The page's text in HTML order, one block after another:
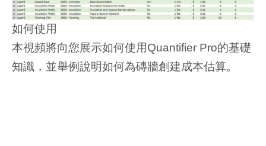
如何使用
本視頻將向您展示如何使用Quantifier Pro的基礎
知識，並舉例說明如何為磚牆創建成本估算。